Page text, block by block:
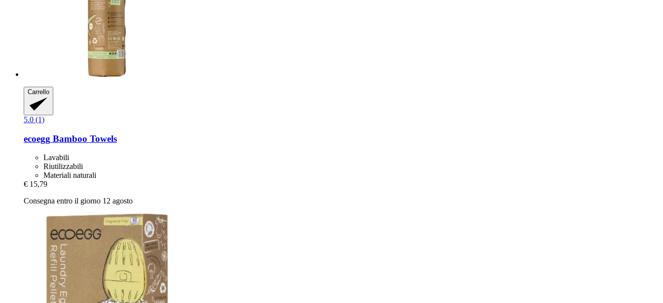
Carrello
5.0 (1)
ecoegg Bamboo Towels
Lavabili
Riutilizzabili
Materiali naturali
€ 15,79
Consegna entro il giorno 12 agosto